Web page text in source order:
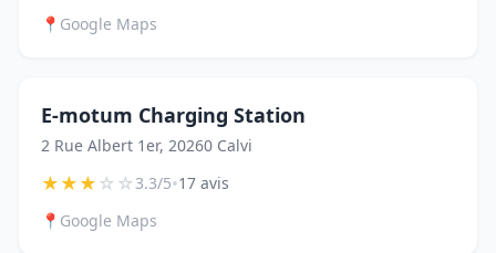
📍 Google Maps
E-motum Charging Station
2 Rue Albert 1er, 20260 Calvi
★★★☆☆3.3/5•17 avis
📍 Google Maps